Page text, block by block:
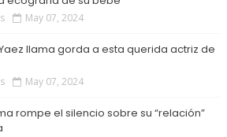
May 07, 2024
llama gorda a esta querida actriz de
May 07, 2024
rompe el silencio sobre su “relación”